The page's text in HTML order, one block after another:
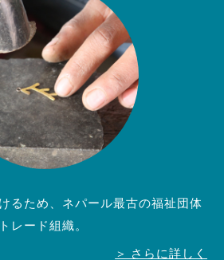
るため、ネパール最古の福祉団体
レード組織。
＞ さらに詳しく